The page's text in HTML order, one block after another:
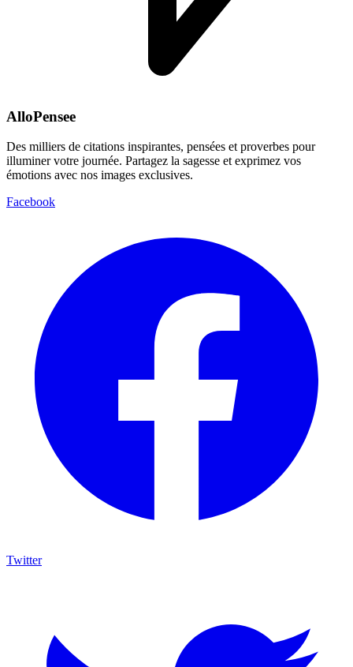
AlloPensee
Des milliers de citations inspirantes, pensées et proverbes pour
illuminer votre journée. Partagez la sagesse et exprimez vos
émotions avec nos images exclusives.
Facebook
Twitter